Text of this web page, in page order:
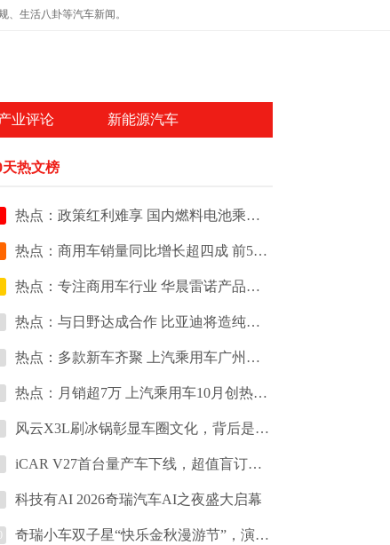
生活八卦等汽车新闻。
业评论 新能源汽车
天热文榜
热点：政策红利难享 国内燃料电池乘用车快速发展迷茫
热点：商用车销量同比增长超四成 前5皮卡销量占比超80%
热点：专注商用车行业 华晨雷诺产品规划曝光
热点：与日野达成合作 比亚迪将造纯电动商用车
热点：多款新车齐聚 上汽乘用车广州车展阵容
热点：月销超7万 上汽乘用车10月创热销新纪录
风云X3L刷冰锅彰显车圈文化，背后是豪华价值的下探
iCAR V27首台量产车下线，超值盲订权益同步解锁
科技有AI 2026奇瑞汽车AI之夜盛大启幕
奇瑞小车双子星“快乐金秋漫游节”，演绎小车热潮期的出行张力